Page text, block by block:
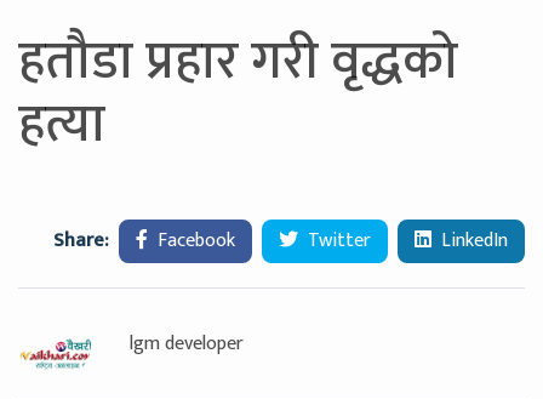
हतौडा प्रहार गरी वृद्धको
हत्या
Share: Facebook Twitter LinkedIn
lgm developer